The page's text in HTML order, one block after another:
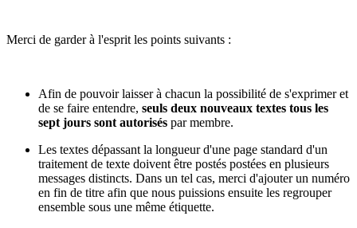
Merci de garder à l'esprit les points suivants :
Afin de pouvoir laisser à chacun la possibilité de s'exprimer et
de se faire entendre, seuls deux nouveaux textes tous les
sept jours sont autorisés par membre.
Les textes dépassant la longueur d'une page standard d'un
traitement de texte doivent être postés postées en plusieurs
messages distincts. Dans un tel cas, merci d'ajouter un numéro
en fin de titre afin que nous puissions ensuite les regrouper
ensemble sous une même étiquette.